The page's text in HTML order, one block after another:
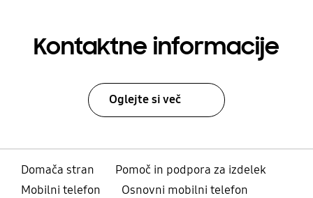
Kontaktne informacije
Oglejte si več
Domača stran
Pomoč in podpora za izdelek
Mobilni telefon
Osnovni mobilni telefon